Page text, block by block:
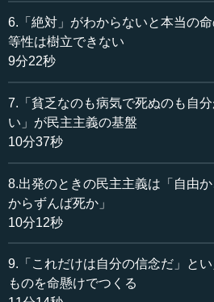
―― お互いにとって、自分たちの
のが嫌なので、お互いに自由を守
律を作って、お互い好きなことや
と。
民主主義というのは、全然違う人
まらなければいけないので、その
のピューリタンの伝統が生まれた
り「こういうふうに生きていこう
それぞれ集まったと。
―― それぞれが自分の大切なもの
6.「絶対」がわからないと本当の
等性は樹立できない
9分22秒
7.「貧乏なのも病気で死ぬのも自
い」が民主主義の基盤
10分37秒
8.出発のときの民主主義は「自由か
からずんば死か」
10分12秒
9.「これだけは自分の信念だ」とい
ものを命懸けでつくる